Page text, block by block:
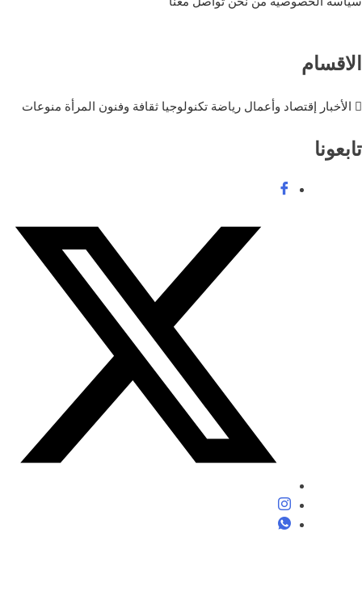
الاقسام
الأخبار إقتصاد وأعمال رياضة تكنولوجيا ثقافة وفنون المرأة منوعات
تابعونا